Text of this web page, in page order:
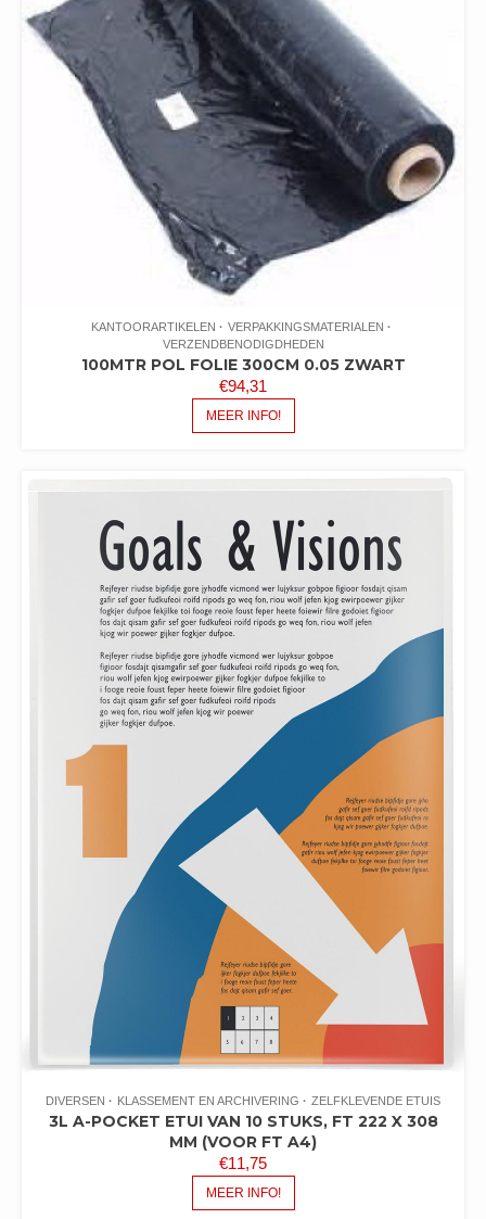
KANTOORARTIKELEN
VERPAKKINGSMATERIALEN
VERZENDBENODIGDHEDEN
100MTR POL FOLIE 300CM 0.05 ZWART
€94,31
MEER INFO!
DIVERSEN KLASSEMENT EN ARCHIVERING ZELFKLEVENDE ETUIS
3L A-POCKET ETUI VAN 10 STUKS, FT 222 X 308
MM (VOOR FT A4)
€11,75
MEER INFO!